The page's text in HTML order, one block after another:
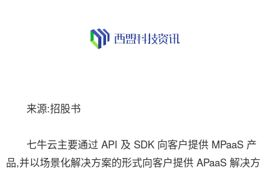
来源:招股书
七牛云主要通过 API 及 SDK 向客户提供 MPaaS 产
品,并以场景化解决方案的形式向客户提供 APaaS 解决方